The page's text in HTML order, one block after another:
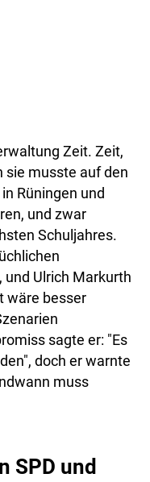
Zeit. Zeit,
sie musste auf den
Rüningen und
und zwar
Schuljahres.
und Ulrich Markurth
wäre besser
sagte er: "Es
doch er warnte
muss
SPD und